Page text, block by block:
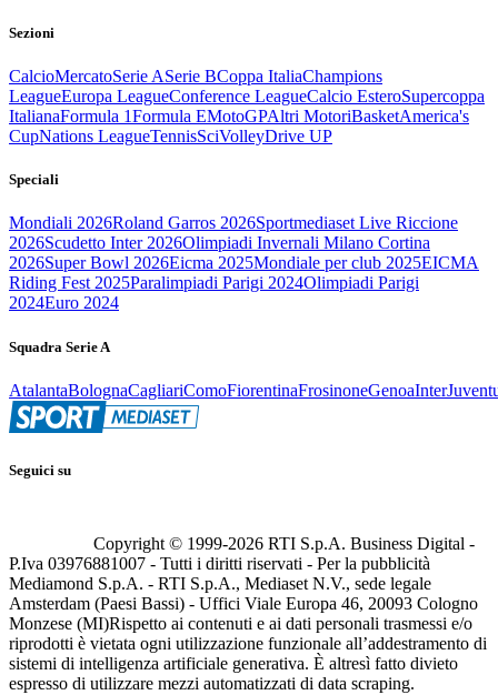
Sezioni
CalcioMercatoSerie ASerie BCoppa ItaliaChampions
LeagueEuropa LeagueConference LeagueCalcio EsteroSupercoppa
ItalianaFormula 1Formula EMotoGPAltri MotoriBasketAmerica's
CupNations LeagueTennisSciVolleyDrive UP
Speciali
Mondiali 2026Roland Garros 2026Sportmediaset Live Riccione
2026Scudetto Inter 2026Olimpiadi Invernali Milano Cortina
2026Super Bowl 2026Eicma 2025Mondiale per club 2025EICMA
Riding Fest 2025Paralimpiadi Parigi 2024Olimpiadi Parigi
2024Euro 2024
Squadra Serie A
AtalantaBolognaCagliariComoFiorentinaFrosinoneGenoaInter
Seguici su
Copyright © 1999-2026 RTI S.p.A. Business Digital -
P.Iva 03976881007 - Tutti i diritti riservati - Per la pubblicità
Mediamond S.p.A. - RTI S.p.A., Mediaset N.V., sede legale
Amsterdam (Paesi Bassi) - Uffici Viale Europa 46, 20093 Cologno
Monzese (MI)Rispetto ai contenuti e ai dati personali trasmessi e/o
riprodotti è vietata ogni utilizzazione funzionale all’addestramento di
sistemi di intelligenza artificiale generativa. È altresì fatto divieto
espresso di utilizzare mezzi automatizzati di data scraping.